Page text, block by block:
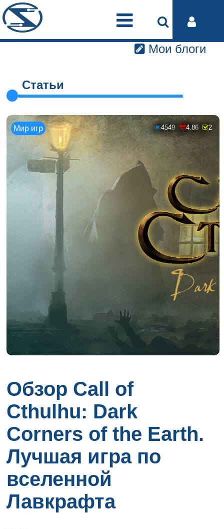
Мои блоги
Статьи
Мир игр 4549 4.86 2
Обзор Call of
Cthulhu: Dark
Corners of the Earth.
Лучшая игра по
вселенной
Лавкрафта